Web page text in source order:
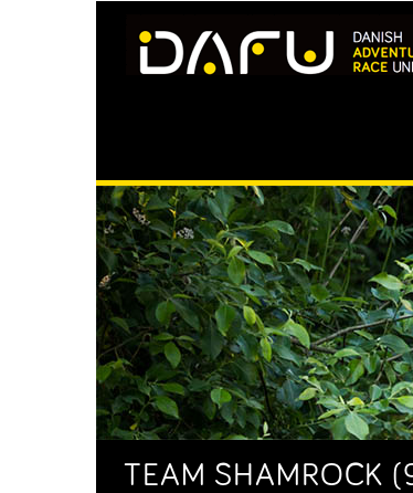
TEAM SHAMROCK